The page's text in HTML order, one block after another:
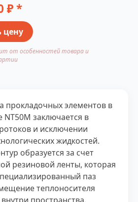
₽ *
цену
от особенностей товара и
прокладочных элементов в
NT50M заключается в
и исключении
жидкостей.
образуется за счет
резиновой ленты, которая
паз
теплоносителя